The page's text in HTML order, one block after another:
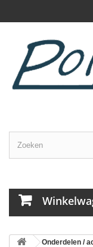
Onderdelen /